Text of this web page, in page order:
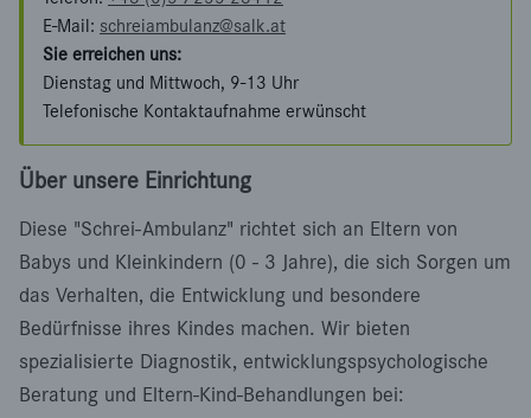
E-Mail: schreiambulanz@salk.at
Sie erreichen uns:
Dienstag und Mittwoch, 9-13 Uhr
Telefonische Kontaktaufnahme erwünscht
Über unsere Einrichtung
Diese "Schrei-Ambulanz" richtet sich an Eltern von
Babys und Kleinkindern (0 - 3 Jahre), die sich Sorgen um
das Verhalten, die Entwicklung und besondere
Bedürfnisse ihres Kindes machen. Wir bieten
spezialisierte Diagnostik, entwicklungspsychologische
Beratung und Eltern-Kind-Behandlungen bei: